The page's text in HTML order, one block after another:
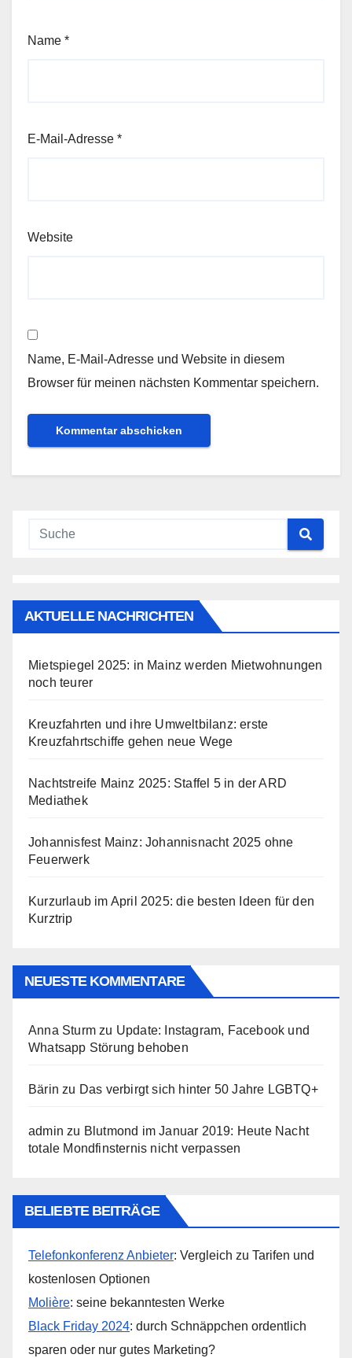
Name *
E-Mail-Adresse *
Website
Name, E-Mail-Adresse und Website in diesem
Browser für meinen nächsten Kommentar speichern.
AKTUELLE NACHRICHTEN
Mietspiegel 2025: in Mainz werden Mietwohnungen
noch teurer
Kreuzfahrten und ihre Umweltbilanz: erste
Kreuzfahrtschiffe gehen neue Wege
Nachtstreife Mainz 2025: Staffel 5 in der ARD
Mediathek
Johannisfest Mainz: Johannisnacht 2025 ohne
Feuerwerk
Kurzurlaub im April 2025: die besten Ideen für den
Kurztrip
NEUESTE KOMMENTARE
Anna Sturm zu Update: Instagram, Facebook und
Whatsapp Störung behoben
Bärin zu Das verbirgt sich hinter 50 Jahre LGBTQ+
admin zu Blutmond im Januar 2019: Heute Nacht
totale Mondfinsternis nicht verpassen
BELIEBTE BEITRÄGE
Telefonkonferenz Anbieter: Vergleich zu Tarifen und
kostenlosen Optionen
Molière: seine bekanntesten Werke
Black Friday 2024: durch Schnäppchen ordentlich
sparen oder nur gutes Marketing?